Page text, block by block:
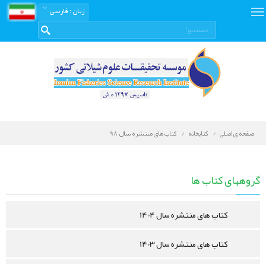
زبان: فارسی
صفحه ی اصلی کتابخانه کتاب های منتشره سال 98
دیجیتال
گروههای کتاب ها
کتاب های منتشره سال 1404
کتاب های منتشره سال 1403